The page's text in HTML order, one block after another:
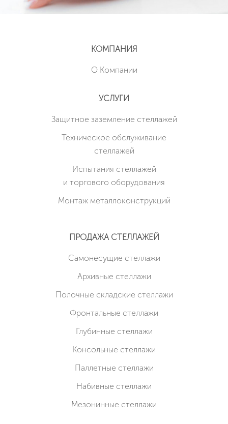
КОМПАНИЯ
О Компании
УСЛУГИ
Защитное заземление стеллажей
Техническое обслуживание
стеллажей
Испытания стеллажей
и торгового оборудования
Монтаж металлоконструкций
ПРОДАЖА СТЕЛЛАЖЕЙ
Cамонесущие стеллажи
Архивные стеллажи
Полочные складские стеллажи
Фронтальные стеллажи
Глубинные стеллажи
Консольные стеллажи
Паллетные стеллажи
Набивные стеллажи
Мезонинные стеллажи